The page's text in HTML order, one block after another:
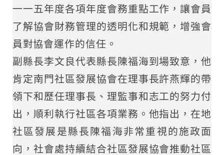
一一五年度各項年度會務重點工作，讓會員
了解協會財務管理的透明化和規範，增強會
員對協會運作的信任。
副縣長李文良代表縣長陳福海到場致意，他
肯定南門社區發展協會在理事長許燕輝的帶
領下和歷任理事長、理監事和志工的努力付
出，順利執行社區各項業務。他指出，在地
社區發展是縣長陳福海非常重視的施政面
向，社會處持續結合社區發展協會推動社區